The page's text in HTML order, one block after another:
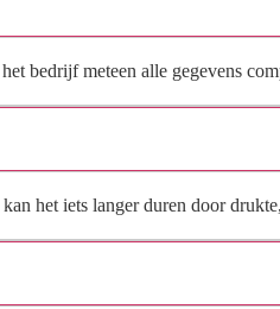
bedrijf meteen alle gegevens
het iets langer duren door